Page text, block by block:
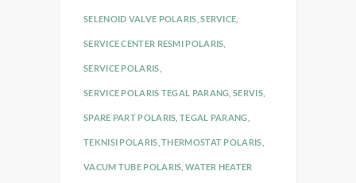
SELENOID VALVE POLARIS ,SERVICE
SERVICE CENTER RESMI POLARIS
SERVICE POLARIS
SERVICE POLARIS TEGAL PARANG ,SERVIS,
SPARE PART POLARIS ,TEGAL PARANG
TEKNISI POLARIS ,THERMOSTAT POLARIS
VACUM TUBE POLARIS ,WATER HEATER